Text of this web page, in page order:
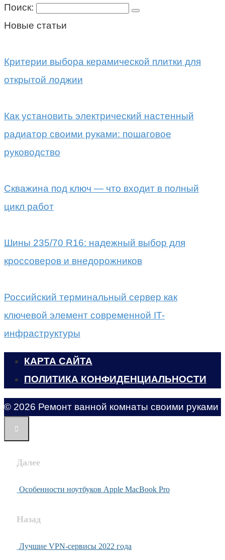
Поиск:
Новые статьи
Критерии выбора керамической плитки для
открытой лоджии
Как установить электрический настенный
радиатор своими руками: пошаговое
руководство
Скважина под ключ — что входит в полный
цикл работ
Шины 235/70 R16: надежный выбор для
кроссоверов и внедорожников
Российский терминальный сервер как
ключевой элемент современной IT-
инфраструктуры
КАРТА САЙТА
ПОЛИТИКА КОНФИДЕНЦИАЛЬНОСТИ
© 2026 Ремонт ванной комнаты своими руками
Далее
Особенности ноутбуков Apple MacBook Pro
Назад
Лучшие VPN-сервисы 2022 года